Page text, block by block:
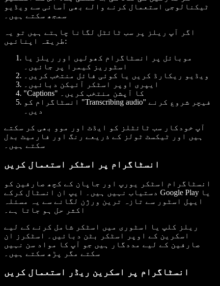
ٹیکنالوجی استعمال کرنے والے بھی آسانی سے ویڈیو
سمجھ سکتے ہیں۔
اگر آپ ریلز پر سب ٹائٹل لگانا چاہتے ہیں تو یہ
طریقہ اپنائیں:
موبائل پر انسٹاگرام کھولیں اور ریلز یا
اسٹوریز کیمرا پر جائیں۔
ویڈیو ریکارڈ کریں یا کوئی فائل منتخب کریں۔
ایپری اوپر اسٹکر آئیکن دبائیں۔
"Captions" کا آپشن منتخب کریں۔
انسٹاگرام کو "Transcribing audio" فیچر شروع کرنے
دیں۔
آپ خودکار سب ٹائٹلز کو ایڈٹ اور موو بھی کر سکتے
ہیں اور ٹیکسٹ ٹولز کے ذریعے رنگ اور فارمیٹ بدل
سکتے ہیں۔
انسٹاگرام پر اسٹکر استعمال کریں
انسٹاگرام اسٹکر یورپ اور جاپان کے کچھ صارفین کو
دستیاب نہیں ہیں۔ ایپ ان انسٹال کرکے Google Play یا
ایپل اسٹور سے تازہ ترین ورژن لگانے سے یہ مسئلہ
اکثر حل ہو جاتا ہے۔
ریلز کلپ یا اسٹوری میں اسٹکر شامل کرنے کے لیے
اسکرین کے اوپر اسٹکر بٹن دبائیں۔ اسٹکرز ان
صارفین کے لیے مددگار ہیں جو آپ کا مواد سن نہیں
سکتے مگر پڑھ سکتے ہیں۔
انسٹاگرام پر اسکرین ریڈر استعمال کریں